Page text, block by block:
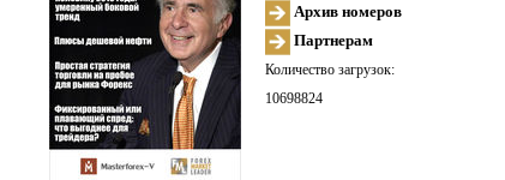
Архив номеров
Партнерам
Количество загрузок:
10698824